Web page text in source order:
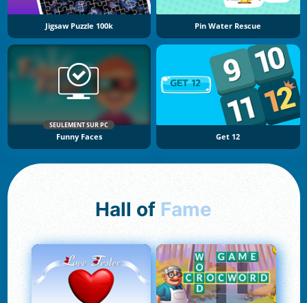
Jigsaw Puzzle 100k Pin Water Rescue
SEULEMENT SUR PC
Funny Faces Get 12
Hall of Fame